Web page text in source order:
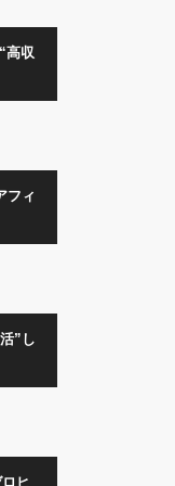
高収
フィ
”し
ヒ